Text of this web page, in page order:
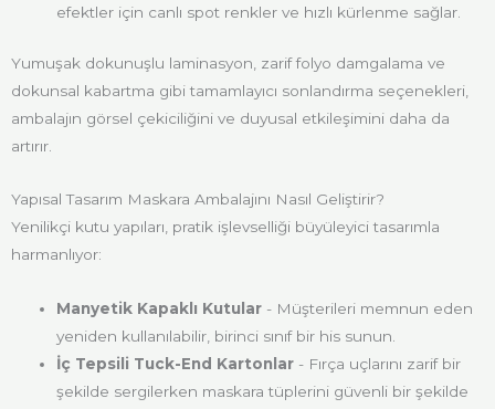
efektler için canlı spot renkler ve hızlı kürlenme sağlar.
Yumuşak dokunuşlu laminasyon, zarif folyo damgalama ve
dokunsal kabartma gibi tamamlayıcı sonlandırma seçenekleri,
ambalajın görsel çekiciliğini ve duyusal etkileşimini daha da
artırır.
Yapısal Tasarım Maskara Ambalajını Nasıl Geliştirir?
Yenilikçi kutu yapıları, pratik işlevselliği büyüleyici tasarımla
harmanlıyor:
Manyetik Kapaklı Kutular - Müşterileri memnun eden
yeniden kullanılabilir, birinci sınıf bir his sunun.
İç Tepsili Tuck-End Kartonlar - Fırça uçlarını zarif bir
şekilde sergilerken maskara tüplerini güvenli bir şekilde